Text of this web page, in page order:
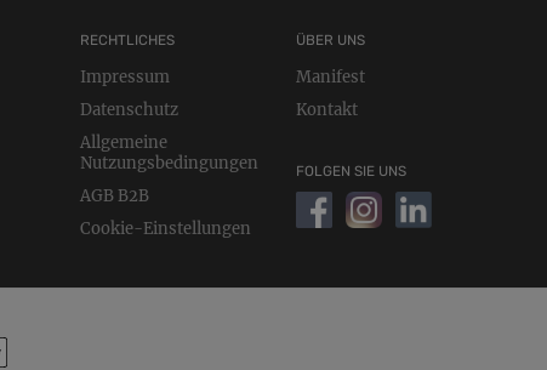
RECHTLICHES
Impressum
Datenschutz
Allgemeine
Nutzungsbedingungen
AGB B2B
Cookie-Einstellungen
ÜBER UNS
Manifest
Kontakt
FOLGEN SIE UNS